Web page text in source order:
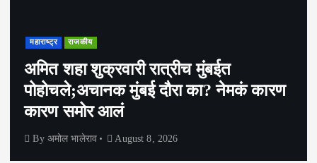
महाराष्ट्र राजकीय
अमित शहा शुक्रवारी रात्रीच मुंबईत
पोहोचले;अचानक मुंबई दौरा का? नेमकं कारण
कारण समोर आलं
By अमोल भालेराव August 8, 2026